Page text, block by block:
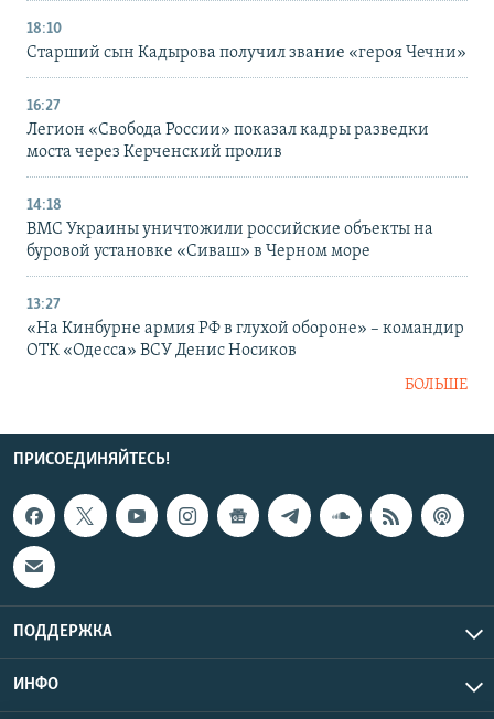
18:10
Старший сын Кадырова получил звание «героя Чечни»
16:27
Легион «Свобода России» показал кадры разведки
моста через Керченский пролив
14:18
ВМС Украины уничтожили российские объекты на
буровой установке «Сиваш» в Черном море
13:27
«На Кинбурне армия РФ в глухой обороне» – командир
ОТК «Одесса» ВСУ Денис Носиков
БОЛЬШЕ
ПРИСОЕДИНЯЙТЕСЬ!
ПОДДЕРЖКА
ИНФО